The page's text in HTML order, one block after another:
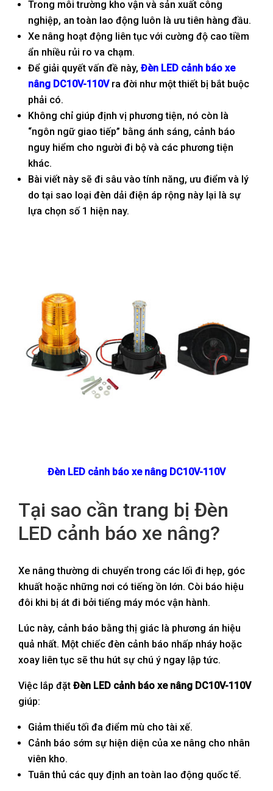
Trong môi trường kho vận và sản xuất công
nghiệp, an toàn lao động luôn là ưu tiên hàng đầu.
Xe nâng hoạt động liên tục với cường độ cao tiềm
ẩn nhiều rủi ro va chạm.
Để giải quyết vấn đề này, Đèn LED cảnh báo xe
nâng DC10V-110Vra đời như một thiết bị bắt buộc
phải có.
Không chỉ giúp định vị phương tiện, nó còn là
“ngôn ngữ giao tiếp” bằng ánh sáng, cảnh báo
nguy hiểm cho người đi bộ và các phương tiện
khác.
Bài viết này sẽ đi sâu vào tính năng, ưu điểm và lý
do tại sao loại đèn dải điện áp rộng này lại là sự
lựa chọn số 1 hiện nay.
Đèn LED cảnh báo xe nâng DC10V-110V
Tại sao cần trang bị Đèn
LED cảnh báo xe nâng?
Xe nâng thường di chuyển trong các lối đi hẹp, góc
khuất hoặc những nơi có tiếng ồn lớn. Còi báo hiệu
đôi khi bị át đi bởi tiếng máy móc vận hành.
Lúc này, cảnh báo bằng thị giác là phương án hiệu
quả nhất. Một chiếc đèn cảnh báo nhấp nháy hoặc
xoay liên tục sẽ thu hút sự chú ý ngay lập tức.
Việc lắp đặt Đèn LED cảnh báo xe nâng DC10V-110V
giúp:
Giảm thiểu tối đa điểm mù cho tài xế.
Cảnh báo sớm sự hiện diện của xe nâng cho nhân
viên kho.
Tuân thủ các quy định an toàn lao động quốc tế.